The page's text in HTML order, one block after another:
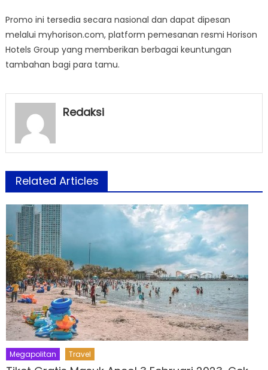
Promo ini tersedia secara nasional dan dapat dipesan
melalui myhorison.com, platform pemesanan resmi Horison
Hotels Group yang memberikan berbagai keuntungan
tambahan bagi para tamu.
Redaksi
Related Articles
Megapolitan Travel